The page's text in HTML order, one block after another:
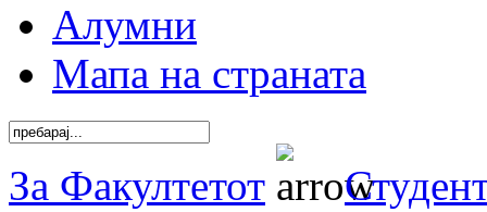
Алумни
Мапа на страната
За Факултетот